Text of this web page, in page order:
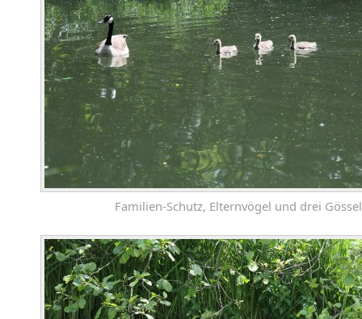
Familien-Schutz, Elternvögel und drei